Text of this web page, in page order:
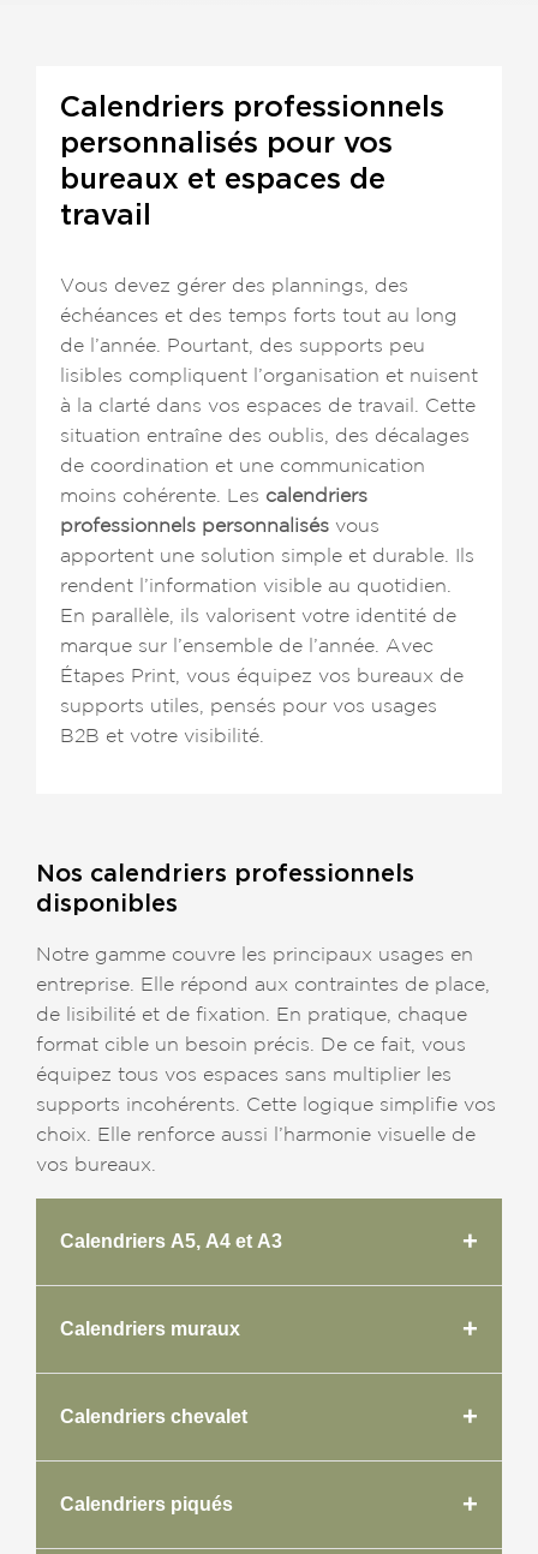
Calendriers professionnels
personnalisés pour vos
bureaux et espaces de
travail
Vous devez gérer des plannings, des
échéances et des temps forts tout au long
de l’année. Pourtant, des supports peu
lisibles compliquent l’organisation et nuisent
à la clarté dans vos espaces de travail. Cette
situation entraîne des oublis, des décalages
de coordination et une communication
moins cohérente. Les calendriers
professionnels personnalisés vous
apportent une solution simple et durable. Ils
rendent l’information visible au quotidien.
En parallèle, ils valorisent votre identité de
marque sur l’ensemble de l’année. Avec
Étapes Print, vous équipez vos bureaux de
supports utiles, pensés pour vos usages
B2B et votre visibilité.
Nos calendriers professionnels
disponibles
Notre gamme couvre les principaux usages en
entreprise. Elle répond aux contraintes de place,
de lisibilité et de fixation. En pratique, chaque
format cible un besoin précis. De ce fait, vous
équipez tous vos espaces sans multiplier les
supports incohérents. Cette logique simplifie vos
choix. Elle renforce aussi l’harmonie visuelle de
vos bureaux.
Calendriers A5, A4 et A3 +
Calendriers muraux +
Calendriers chevalet +
Calendriers piqués +